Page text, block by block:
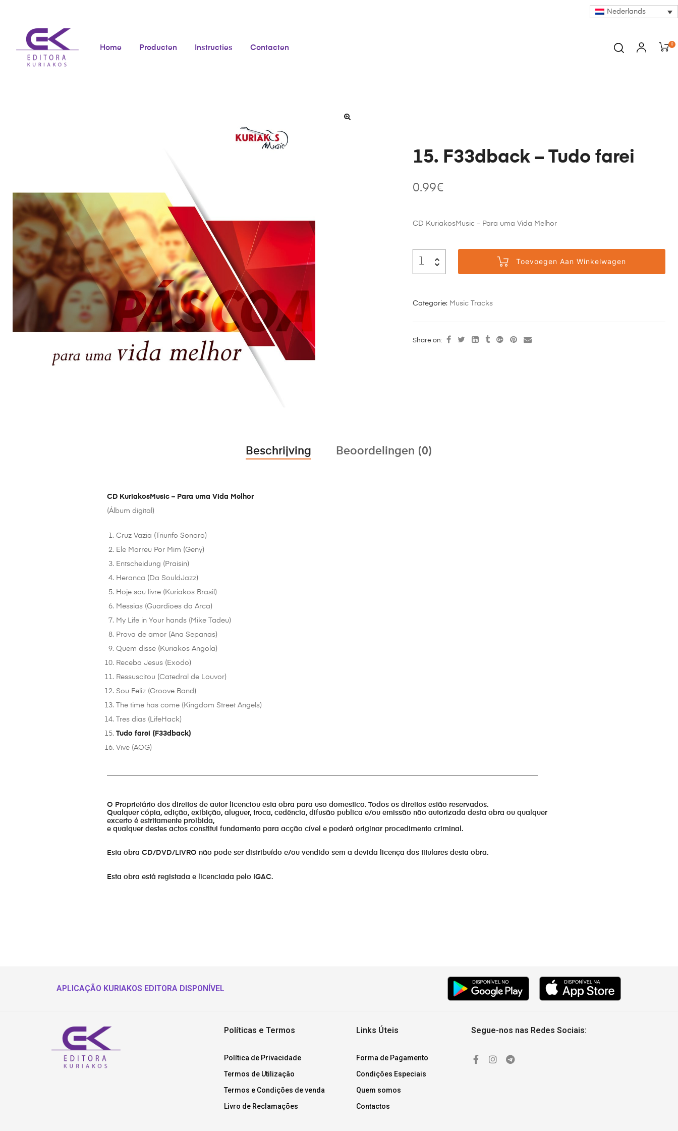
Nederlands
Home Producten Instructies Contacten 0
15. F33dback – Tudo farei
0.99€
CD KuriakosMusic – Para uma Vida Melhor
Toevoegen Aan Winkelwagen
Categorie: Music Tracks
Share on:
Beschrijving Beoordelingen (0)
CD KuriakosMusic – Para uma Vida Melhor
(Álbum digital)
Cruz Vazia (Triunfo Sonoro)
Ele Morreu Por Mim (Geny)
Entscheidung (Praisin)
Heranca (Da SouldJazz)
Hoje sou livre (Kuriakos Brasil)
Messias (Guardioes da Arca)
My Life in Your hands (Mike Tadeu)
Prova de amor (Ana Sepanas)
Quem disse (Kuriakos Angola)
Receba Jesus (Exodo)
Ressuscitou (Catedral de Louvor)
Sou Feliz (Groove Band)
The time has come (Kingdom Street Angels)
Tres dias (LifeHack)
Tudo farei (F33dback)
Vive (AOG)
O Proprietário dos direitos de autor licenciou esta obra para uso domestico. Todos os direitos estão reservados.
Qualquer cópia, edição, exibição, aluguer, troca, cedência, difusão publica e/ou emissão não autorizada desta obra ou qualquer
excerto é estritamente proibida,
e qualquer destes actos constitui fundamento para acção cível e poderá originar procedimento criminal.
Esta obra CD/DVD/LIVRO não pode ser distribuído e/ou vendido sem a devida licença dos titulares desta obra.
Esta obra está registada e licenciada pelo IGAC.
APLICAÇÃO KURIAKOS EDITORA DISPONÍVEL
Políticas e Termos
Política de Privacidade
Termos de Utilização
Termos e Condições de venda
Livro de Reclamações
Links Úteis
Forma de Pagamento
Condições Especiais
Quem somos
Contactos
Segue-nos nas Redes Sociais: